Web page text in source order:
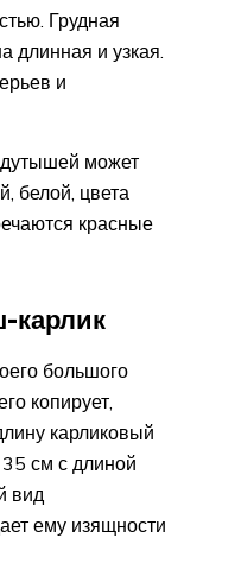
Грудная
длинная и узкая.
и
дутышей может
белой, цвета
красные
карлик
большого
копирует,
карликовый
см с длиной
вид
ему изящности